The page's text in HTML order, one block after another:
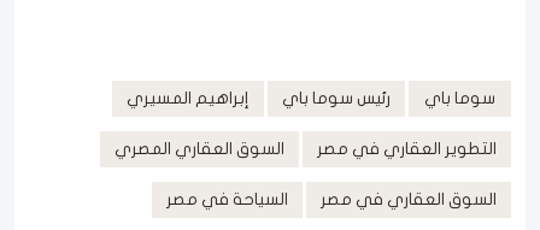
سوما باي رئيس سوما باي إبراهيم المسيري
التطوير العقاري في مصر السوق العقاري المصري
السوق العقاري في مصر السياحة في مصر